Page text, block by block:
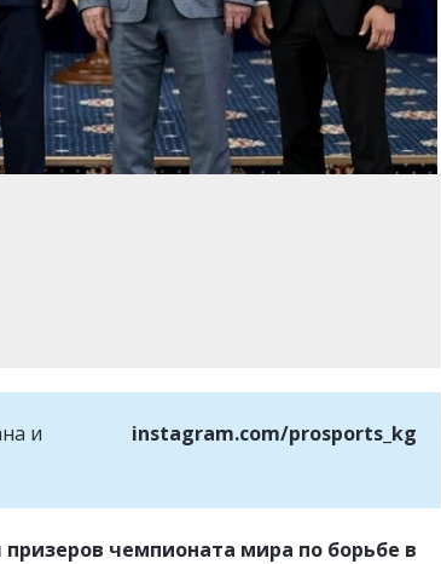
и
instagram.com/prosports_kg
чемпионата мира по борьбе в